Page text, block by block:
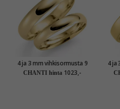
4 ja 3 mm vihkisormusta 9
karaatin kultaa - setit
CHANTI hinta 1023,-
4 ja